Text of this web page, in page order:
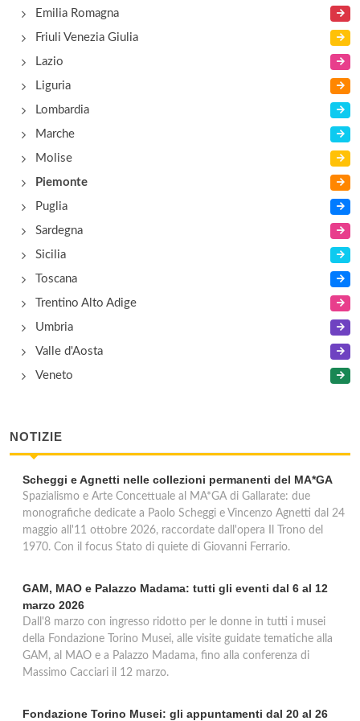
Museo Manzoniano
via alla Fontana 18, Lesa
Emilia Romagna
Friuli Venezia Giulia
Lazio
Liguria
Lombardia
Marche
Molise
Piemonte
Puglia
Sardegna
Sicilia
Toscana
Trentino Alto Adige
Umbria
Valle d'Aosta
Veneto
NOTIZIE
Scheggi e Agnetti nelle collezioni permanenti del MA*GA
Spazialismo e Arte Concettuale al MA*GA di Gallarate: due
monografiche dedicate a Paolo Scheggi e Vincenzo Agnetti dal 24
maggio all'11 ottobre 2026, raccordate dall'opera Il Trono del
1970. Con il focus Stato di quiete di Giovanni Ferrario.
GAM, MAO e Palazzo Madama: tutti gli eventi dal 6 al 12
marzo 2026
Dall'8 marzo con ingresso ridotto per le donne in tutti i musei
della Fondazione Torino Musei, alle visite guidate tematiche alla
GAM, al MAO e a Palazzo Madama, fino alla conferenza di
Massimo Cacciari il 12 marzo.
Fondazione Torino Musei: gli appuntamenti dal 20 al 26